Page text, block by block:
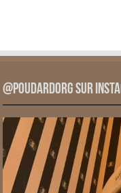
@PoudardOrg sur